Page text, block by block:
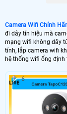
📸 Lắp Camera Wifi
1.200.000 VNĐ
🎙 Camera Wifi 360
2.300.000 VNĐ
🔊 Lắp Camera 360
💎 Camera Wifi 4MP
Camera Wifi Chính
đi dây tín hiệu mà
mạng wifi không dây
tính, lắp camera wifi
hệ thống wifi ổng
6